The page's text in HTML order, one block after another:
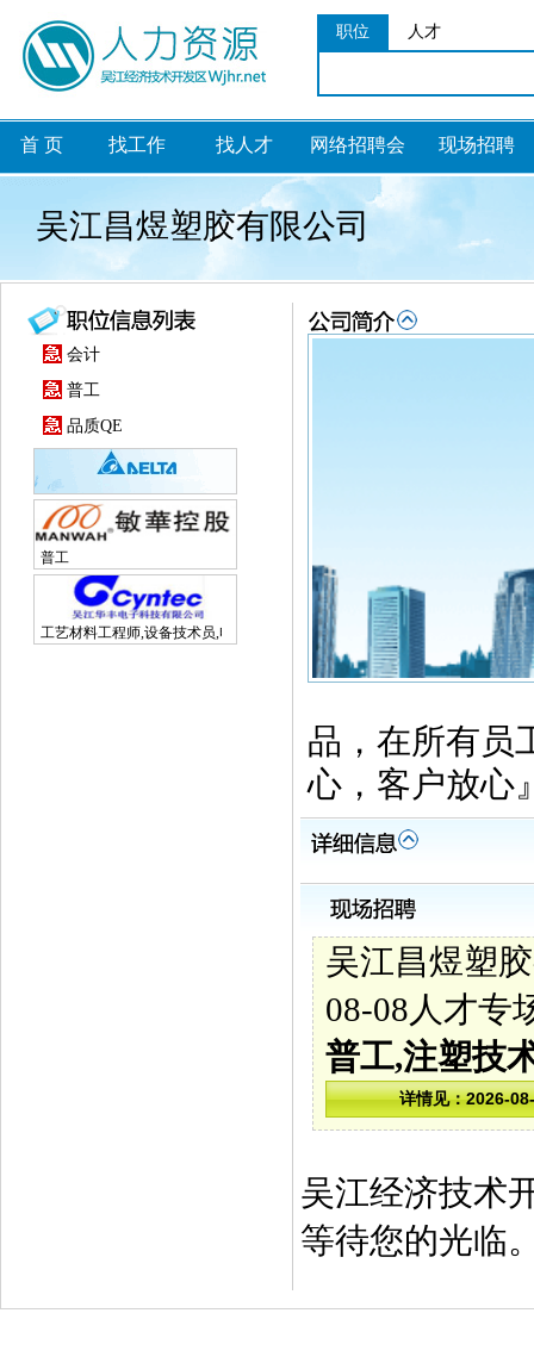
职位 人才
首 页 找工作 找人才 网络招聘会 现场招聘
吴江昌煜塑胶有限公司
会计
普工
品质QE
普工
工艺材料工程师,设备技术员,电子研发工程师
品，在所有员
心，客户放心
吴江昌煜塑
08-08人才专
普工,注塑技
吴江经济技术
等待您的光临